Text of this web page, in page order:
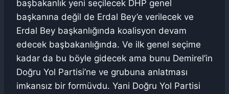
başbakanlık yeni seçilecek DHP genel
başkanına değil de Erdal Bey’e verilecek ve
Erdal Bey başkanlığında koalisyon devam
edecek başbakanlığında. Ve ilk genel seçime
kadar da bu böyle gidecek ama bunu Demirel’in
Doğru Yol Partisi’ne ve grubuna anlatması
imkansız bir formüvdu. Yani Doğru Yol Partisi